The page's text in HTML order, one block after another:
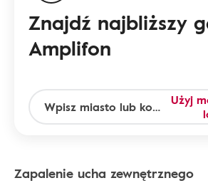
Znajdź najbliższy
Amplifon
Użyj
Zapalenie ucha zewnętrznego